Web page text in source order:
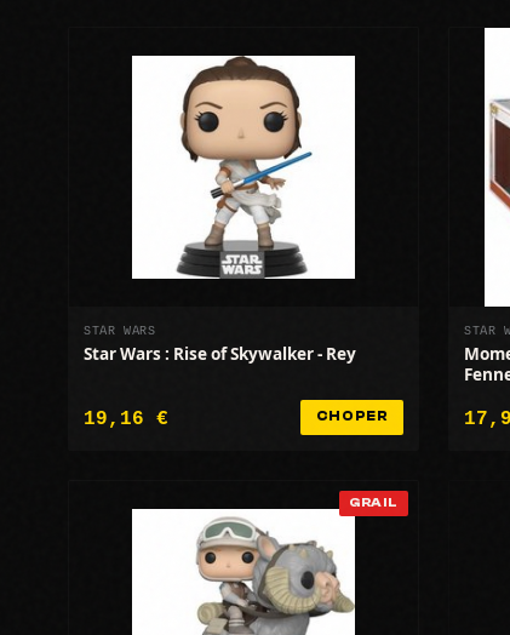
STAR WARS
Star Wars : Rise of Skywalker - Rey
19,16 € CHOPER
STAR
GRAIL